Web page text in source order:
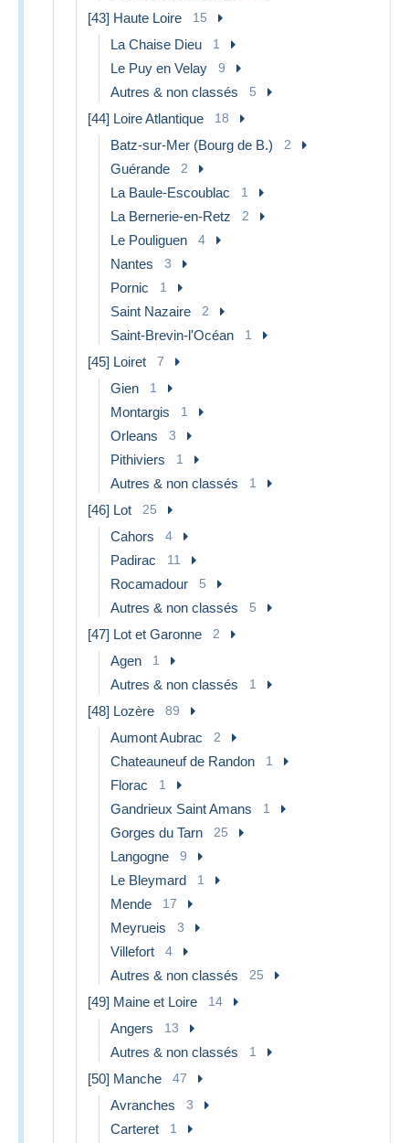
[43] Haute Loire 15
La Chaise Dieu 1
Le Puy en Velay 9
Autres & non classés 5
[44] Loire Atlantique 18
Batz-sur-Mer (Bourg de B.) 2
Guérande 2
La Baule-Escoublac 1
La Bernerie-en-Retz 2
Le Pouliguen 4
Nantes 3
Pornic 1
Saint Nazaire 2
Saint-Brevin-l'Océan 1
[45] Loiret 7
Gien 1
Montargis 1
Orleans 3
Pithiviers 1
Autres & non classés 1
[46] Lot 25
Cahors 4
Padirac 11
Rocamadour 5
Autres & non classés 5
[47] Lot et Garonne 2
Agen 1
Autres & non classés 1
[48] Lozère 89
Aumont Aubrac 2
Chateauneuf de Randon 1
Florac 1
Gandrieux Saint Amans 1
Gorges du Tarn 25
Langogne 9
Le Bleymard 1
Mende 17
Meyrueis 3
Villefort 4
Autres & non classés 25
[49] Maine et Loire 14
Angers 13
Autres & non classés 1
[50] Manche 47
Avranches 3
Carteret 1